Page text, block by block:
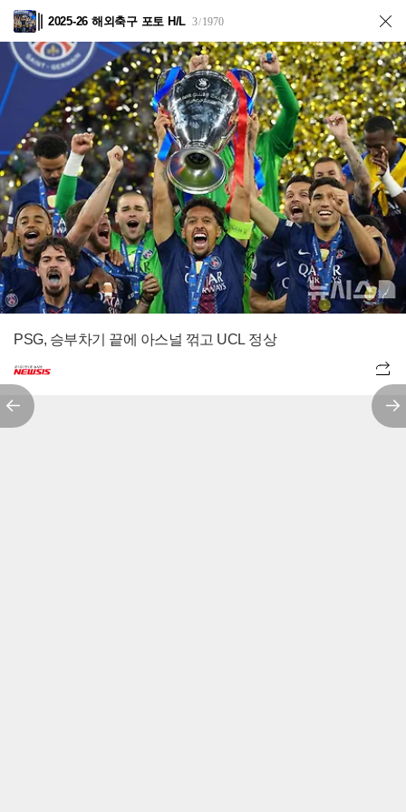
2025-26 해외축구 포토 H/L 3/1970
PSG, 승부차기 끝에 아스널 꺾고 UCL 정상